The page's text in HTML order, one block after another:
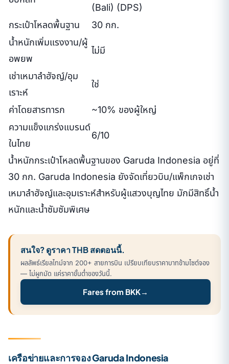
(Bali) (DPS)
กระเป๋าโหลดพื้นฐาน
30 กก.
น้ำหนักเพิ่มแรงงาน/ผู้
อพยพ
ไม่มี
เช่าเหมาลำฮัจญ์/อุม
เราะห์
ใช่
ค่าโดยสารทารก
~10% ของผู้ใหญ่
ความแข็งแกร่งแบรนด์
ในไทย
6/10
น้ำหนักกระเป๋าโหลดพื้นฐานของ Garuda Indonesia อยู่ที่
30 กก. Garuda Indonesia ยังจัดเที่ยวบิน/แพ็กเกจเช่า
เหมาลำฮัจญ์และอุมเราะห์สำหรับผู้แสวงบุญไทย มักมีสิทธิ์น้ำ
หนักและน้ำซัมซัมพิเศษ
สนใจ? ดูราคา THB สดตอนนี้.
ผลลัพธ์เรียลไทม์จาก 200+ สายการบิน เปรียบเทียบราคาบาทข้ามไซต์จอง
— ไม่ผูกมัด แค่ราคาขั้นต่ำของวันนี้.
Fares from BKK→
เครือข่ายและการจอง Garuda Indonesia